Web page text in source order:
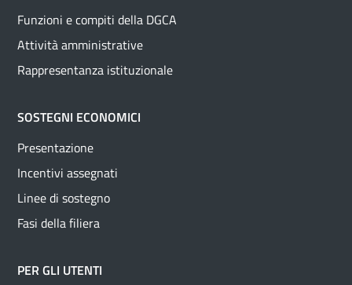
Funzioni e compiti della DGCA
Attività amministrative
Rappresentanza istituzionale
SOSTEGNI ECONOMICI
Presentazione
Incentivi assegnati
Linee di sostegno
Fasi della filiera
PER GLI UTENTI